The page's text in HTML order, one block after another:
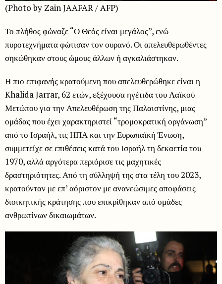
(Photo by Zain JAAFAR / AFP)
Το πλήθος φώναζε “Ο Θεός είναι μεγάλος”, ενώ
πυροτεχνήματα φώτισαν τον ουρανό. Οι απελευθερωθέντες
σηκώθηκαν στους ώμους άλλων ή αγκαλιάστηκαν.
Η πιο επιφανής κρατούμενη που απελευθερώθηκε είναι η
Khalida Jarrar, 62 ετών, εξέχουσα ηγέτιδα του Λαϊκού
Μετώπου για την Απελευθέρωση της Παλαιστίνης, μιας
ομάδας που έχει χαρακτηριστεί “τρομοκρατική οργάνωση”
από το Ισραήλ, τις ΗΠΑ και την Ευρωπαϊκή Ένωση,
συμμετείχε σε επιθέσεις κατά του Ισραήλ τη δεκαετία του
1970, αλλά αργότερα περιόρισε τις μαχητικές
δραστηριότητες. Από τη σύλληψή της στα τέλη του 2023,
κρατούνταν με επ’ αόριστον με ανανεώσιμες αποφάσεις
διοικητικής κράτησης που επικρίθηκαν από ομάδες
ανθρωπίνων δικαιωμάτων.